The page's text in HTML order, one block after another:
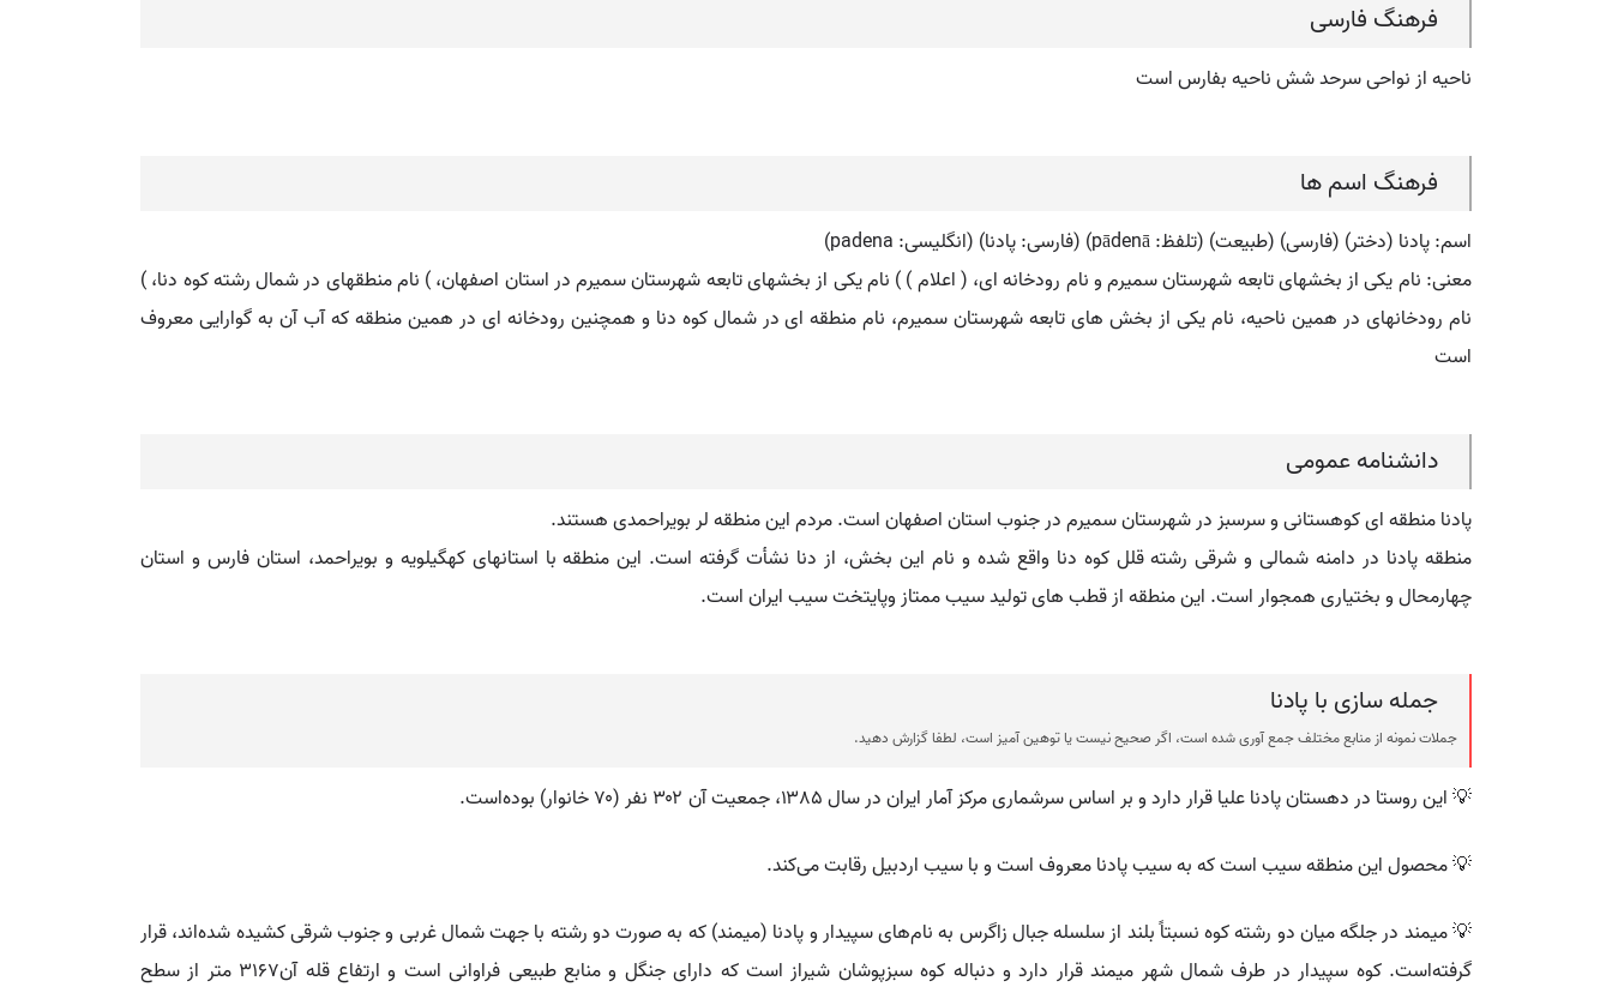
فرهنگ فارسی
ناحیه از نواحی سرحد شش ناحیه بفارس است
فرهنگ اسم ها
اسم: پادنا (دختر) (فارسی) (طبیعت) (تلفظ: pādenā) (فارسی: پادنا) (انگلیسی: padena)
معنی: نام یکی از بخشهای تابعه شهرستان سمیرم و نام رودخانه ای، ( اعلام ) ) نام یکی از بخشهای تابعه شهرستان سمیرم در استان اصفهان، ) نام منطقهای در شمال رشته کوه دنا، )
نام رودخانهای در همین ناحیه، نام یکی از بخش های تابعه شهرستان سمیرم، نام منطقه ای در شمال کوه دنا و همچنین رودخانه ای در همین منطقه که آب آن به گوارایی معروف
است
دانشنامه عمومی
پادنا منطقه ای کوهستانی و سرسبز در شهرستان سمیرم در جنوب استان اصفهان است. مردم این منطقه لر بویراحمدی هستند.
منطقه پادنا در دامنه شمالی و شرقی رشته قلل کوه دنا واقع شده و نام این بخش، از دنا نشأت گرفته است. این منطقه با استانهای کهگیلویه و بویراحمد، استان فارس و استان
چهارمحال و بختیاری همجوار است. این منطقه از قطب های تولید سیب ممتاز وپایتخت سیب ایران است.
جمله سازی با پادنا
جملات نمونه از منابع مختلف جمع آوری شده است، اگر صحیح نیست یا توهین آمیز است، لطفا گزارش دهید.
💡 این روستا در دهستان پادنا علیا قرار دارد و بر اساس سرشماری مرکز آمار ایران در سال ۱۳۸۵، جمعیت آن ۳۰۲ نفر (۷۰ خانوار) بوده‌است.
💡 محصول این منطقه سیب است که به سیب پادنا معروف است و با سیب اردبیل رقابت می‌کند.
💡 میمند در جلگه میان دو رشته کوه نسبتاً بلند از سلسله جبال زاگرس به نام‌های سپیدار و پادنا (میمند) که به صورت دو رشته با جهت شمال غربی و جنوب شرقی کشیده شده‌اند، قرار
گرفته‌است. کوه سپیدار در طرف شمال شهر میمند قرار دارد و دنباله کوه سبزپوشان شیراز است که دارای جنگل و منابع طبیعی فراوانی است و ارتفاع قله آن۳۱۶۷ متر از سطح